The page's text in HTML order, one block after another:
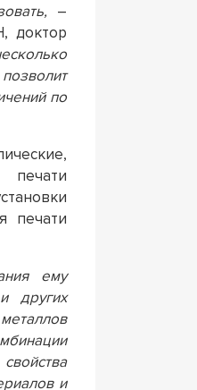
–
доктор
по
печати
печати
ему
других
и